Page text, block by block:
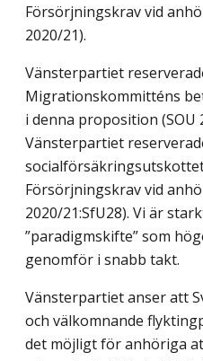
Försörjningskrav vid
2020/21).
Vänsterpartiet
Migrationskommitténs
i denna proposition (SOU
Vänsterpartiet
Försörjningskrav vid
2020/21:SfU28). Vi är
”paradigmskifte” som
genomför i snabb takt.
Vänsterpartiet anser att
och välkomnande
det möjligt för anhöriga